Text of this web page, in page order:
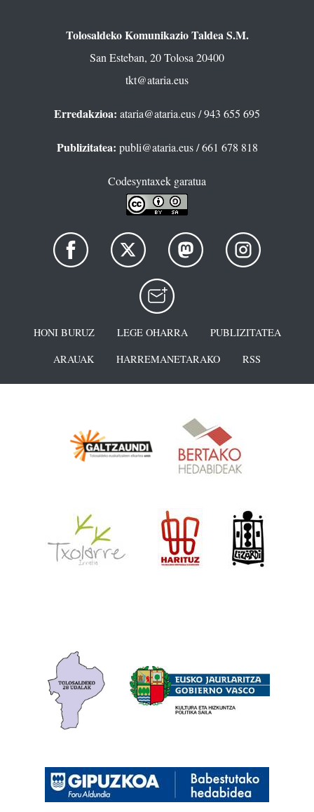
Tolosaldeko Komunikazio Taldea S.M.
San Esteban, 20 Tolosa 20400
tkt@ataria.eus
Erredakzioa: ataria@ataria.eus/ 943 655 695
Publizitatea: publi@ataria.eus/ 661 678 818
Codesyntaxek garatua
HONI BURUZ LEGE OHARRA
PUBLIZITATEA
ARAUAK
HARREMANETARAKO RSS